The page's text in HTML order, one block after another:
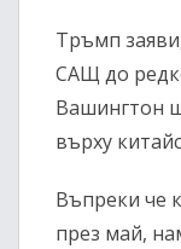
Тръмп
САЩ до
Вашингтон
върху
Въпреки че
през май,